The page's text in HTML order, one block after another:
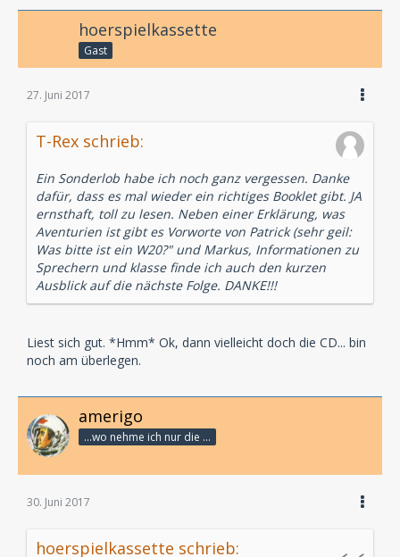
hoerspielkassette
Gast
27. Juni 2017
T-Rex schrieb:
Ein Sonderlob habe ich noch ganz vergessen. Danke
dafür, dass es mal wieder ein richtiges Booklet gibt. JA
ernsthaft, toll zu lesen. Neben einer Erklärung, was
Aventurien ist gibt es Vorworte von Patrick (sehr geil:
Was bitte ist ein W20?" und Markus, Informationen zu
Sprechern und klasse finde ich auch den kurzen
Ausblick auf die nächste Folge. DANKE!!!
Liest sich gut. *Hmm* Ok, dann vielleicht doch die CD... bin
noch am überlegen.
amerigo
...wo nehme ich nur die Zeit her, so vieles nicht zu hören?
30. Juni 2017
hoerspielkassette schrieb: